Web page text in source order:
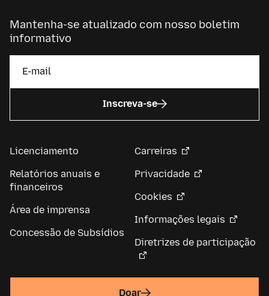
Mantenha-se atualizado com nosso boletim
informativo
Inscreva-se
Licenciamento
Relatórios anuais e
financeiros
Área de imprensa
Concessão de Subsídios
Carreiras
Privacidade
Cookies
Informações legais
Diretrizes de participação
Doar